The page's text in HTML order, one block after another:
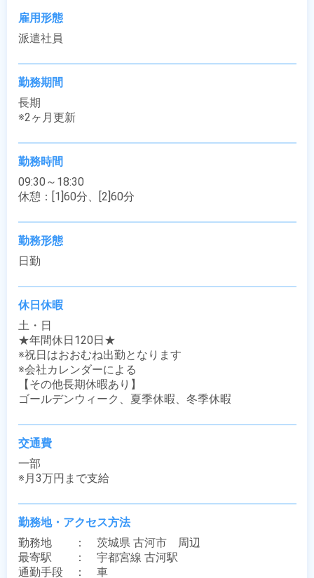
雇用形態
派遣社員
勤務期間
長期
※2ヶ月更新
勤務時間
09:30～18:30
休憩：[1]60分、[2]60分
勤務形態
日勤
休日休暇
土・日
★年間休日120日★
※祝日はおおむね出勤となります
※会社カレンダーによる
【その他長期休暇あり】
ゴールデンウィーク、夏季休暇、冬季休暇
交通費
一部
※月3万円まで支給
勤務地・アクセス方法
勤務地　　：　茨城県 古河市　周辺
最寄駅　　：　宇都宮線 古河駅
通勤手段　：　車